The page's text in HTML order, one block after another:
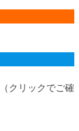
（クリックでご確